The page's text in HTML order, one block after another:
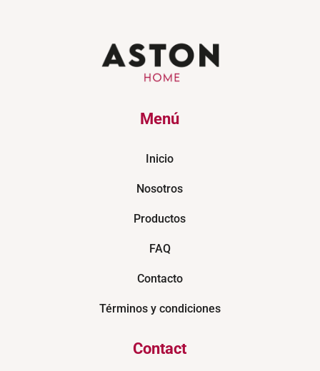
Menú
Inicio
Nosotros
Productos
FAQ
Contacto
Términos y condiciones
Contact